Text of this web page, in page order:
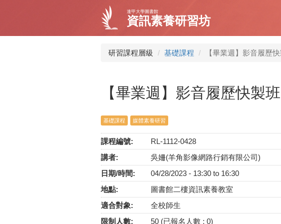
內
逢甲大學圖書館
資訊素養研習坊
研習課程層級 基礎課程 【畢業週】影音履歷
【畢業週】影音履歷快製
基礎課程 媒體素養研習
課程編號:
RL-1112-0428
講者:
吳姍(羊角影像網路行銷有限公司)
日期/時間:
04/28/2023 - 13:30 to 16:30
地點:
圖書館二樓資訊素養教室
適合對象:
全校師生
限制人數:
50 (已報名人數 : 0)